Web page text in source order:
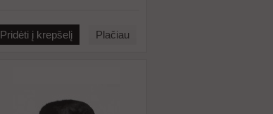
Pridėti į krepšelį Plačiau